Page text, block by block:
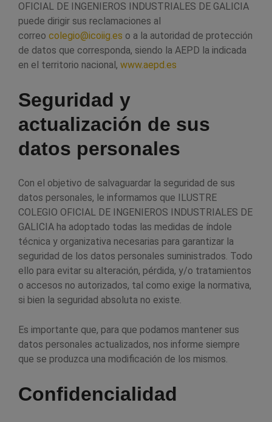
OFICIAL DE INGENIEROS INDUSTRIALES DE GALICIA
puede dirigir sus reclamaciones al
correo colegio@icoiig.es o a la autoridad de protección
de datos que corresponda, siendo la AEPD la indicada
en el territorio nacional, www.aepd.es
Seguridad y
actualización de sus
datos personales
Con el objetivo de salvaguardar la seguridad de sus
datos personales, le informamos que ILUSTRE
COLEGIO OFICIAL DE INGENIEROS INDUSTRIALES DE
GALICIA ha adoptado todas las medidas de índole
técnica y organizativa necesarias para garantizar la
seguridad de los datos personales suministrados. Todo
ello para evitar su alteración, pérdida, y/o tratamientos
o accesos no autorizados, tal como exige la normativa,
si bien la seguridad absoluta no existe.
Es importante que, para que podamos mantener sus
datos personales actualizados, nos informe siempre
que se produzca una modificación de los mismos.
Confidencialidad